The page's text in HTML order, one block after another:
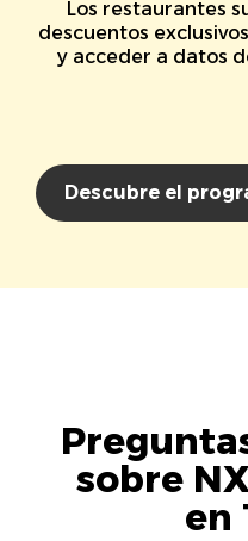
Los restaurantes
descuentos
y acceder a datos
Descubre el
sobre
en